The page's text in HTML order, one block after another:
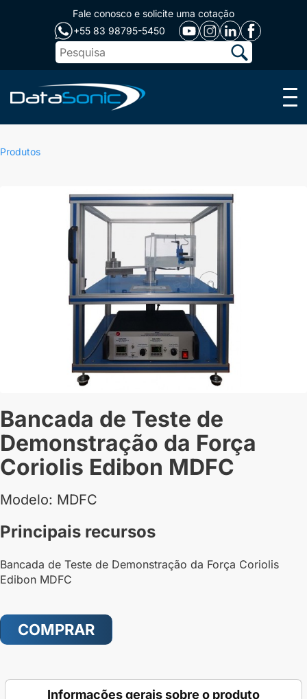
Fale conosco e solicite uma cotação
+55 83 98795-5450
Menu
Produtos
Bancada de Teste de
Demonstração da Força
Coriolis Edibon MDFC
Modelo: MDFC
Principais recursos
Bancada de Teste de Demonstração da Força Coriolis
Edibon MDFC
COMPRAR
Informações gerais sobre o produto